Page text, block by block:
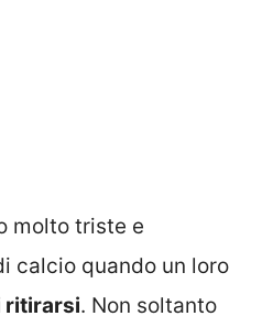
molto triste e
calcio quando un loro
ritirarsi. Non soltanto